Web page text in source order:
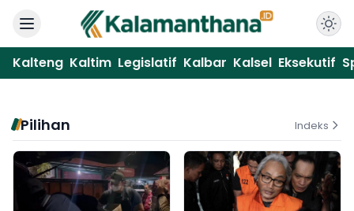
Kalteng Kaltim Legislatif Kalbar Kalsel Eksekutif
Pilihan Indeks